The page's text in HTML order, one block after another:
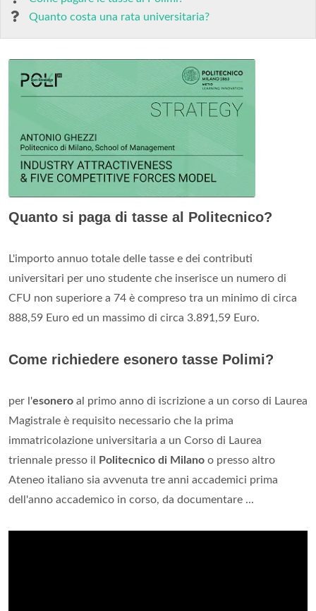
Quanto costa una rata universitaria?
Quanto si paga di tasse al Politecnico?
L'importo annuo totale delle tasse e dei contributi
universitari per uno studente che inserisce un numero di
CFU non superiore a 74 è compreso tra un minimo di circa
888,59 Euro ed un massimo di circa 3.891,59 Euro.
Come richiedere esonero tasse Polimi?
per l'esonero al primo anno di iscrizione a un corso di Laurea
Magistrale è requisito necessario che la prima
immatricolazione universitaria a un Corso di Laurea
triennale presso il
Politecnico di Milano o presso altro
Ateneo italiano sia avvenuta tre anni accademici prima
dell'anno accademico in corso, da documentare ...